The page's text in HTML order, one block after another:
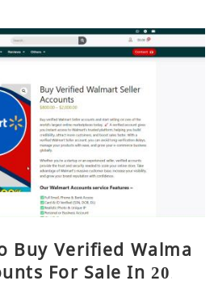
Buy Verified Walma
For Sale In 2026